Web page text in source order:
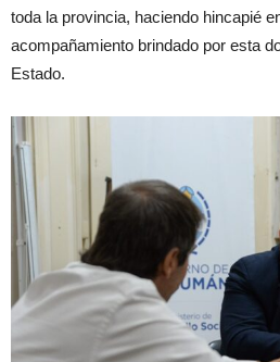
toda la provincia, haciendo hincapié
acompañamiento brindado por esta
Estado.